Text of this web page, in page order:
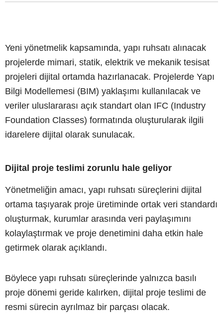
Yeni yönetmelik kapsamında, yapı ruhsatı alınacak
projelerde mimari, statik, elektrik ve mekanik tesisat
projeleri dijital ortamda hazırlanacak. Projelerde Yapı
Bilgi Modellemesi (BIM) yaklaşımı kullanılacak ve
veriler uluslararası açık standart olan IFC (Industry
Foundation Classes) formatında oluşturularak ilgili
idarelere dijital olarak sunulacak.
Dijital proje teslimi zorunlu hale geliyor
Yönetmeliğin amacı, yapı ruhsatı süreçlerini dijital
ortama taşıyarak proje üretiminde ortak veri standardı
oluşturmak, kurumlar arasında veri paylaşımını
kolaylaştırmak ve proje denetimini daha etkin hale
getirmek olarak açıklandı.
Böylece yapı ruhsatı süreçlerinde yalnızca basılı
proje dönemi geride kalırken, dijital proje teslimi de
resmi sürecin ayrılmaz bir parçası olacak.